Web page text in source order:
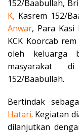
152/Baabullah,
K, Kasrem 152/
Anwar, Para Kasi
KCK Koorcab
oleh keluarga
masyarakat
152/Baabullah.
Bertindak
Hatari. Kegiatan
dilanjutkan